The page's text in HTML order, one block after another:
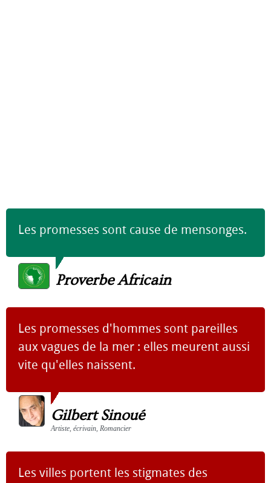
Les promesses sont cause de mensonges.
Proverbe Africain
Les promesses d'hommes sont pareilles
aux vagues de la mer : elles meurent aussi
vite qu'elles naissent.
Gilbert Sinoué
Artiste, écrivain, Romancier
Les villes portent les stigmates des